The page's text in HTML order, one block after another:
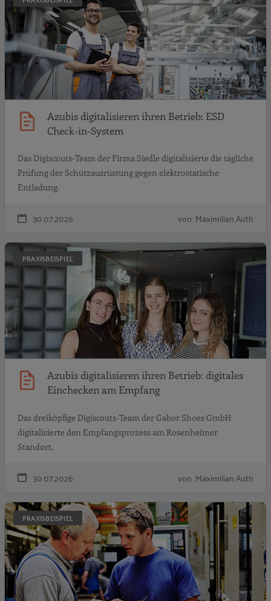
Azubis digitalisieren ihren Betrieb: ESD
Check-in-System
Das Digiscouts-Team der Firma Siedle digitalisierte die tägliche
Prüfung der Schutzausrüstung gegen elektrostatische
Entladung.
30.07.2026 von Maximilian Auth
PRAXISBEISPIEL
Azubis digitalisieren ihren Betrieb: digitales
Einchecken am Empfang
Das dreiköpfige Digiscouts-Team der Gabor Shoes GmbH
digitalisierte den Empfangsprozess am Rosenheimer
Standort.
30.07.2026 von Maximilian Auth
PRAXISBEISPIEL